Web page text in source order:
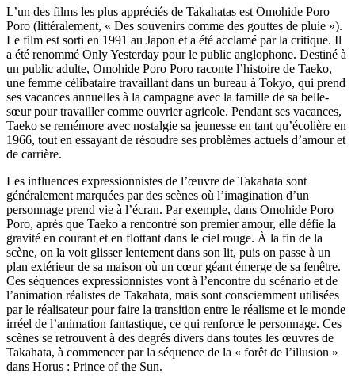
L’un des films les plus appréciés de Takahatas est Omohide Poro
Poro (littéralement, « Des souvenirs comme des gouttes de pluie »).
Le film est sorti en 1991 au Japon et a été acclamé par la critique. Il
a été renommé Only Yesterday pour le public anglophone. Destiné à
un public adulte, Omohide Poro Poro raconte l’histoire de Taeko,
une femme célibataire travaillant dans un bureau à Tokyo, qui prend
ses vacances annuelles à la campagne avec la famille de sa belle-
sœur pour travailler comme ouvrier agricole. Pendant ses vacances,
Taeko se remémore avec nostalgie sa jeunesse en tant qu’écolière en
1966, tout en essayant de résoudre ses problèmes actuels d’amour et
de carrière.
Les influences expressionnistes de l’œuvre de Takahata sont
généralement marquées par des scènes où l’imagination d’un
personnage prend vie à l’écran. Par exemple, dans Omohide Poro
Poro, après que Taeko a rencontré son premier amour, elle défie la
gravité en courant et en flottant dans le ciel rouge. À la fin de la
scène, on la voit glisser lentement dans son lit, puis on passe à un
plan extérieur de sa maison où un cœur géant émerge de sa fenêtre.
Ces séquences expressionnistes vont à l’encontre du scénario et de
l’animation réalistes de Takahata, mais sont consciemment utilisées
par le réalisateur pour faire la transition entre le réalisme et le monde
irréel de l’animation fantastique, ce qui renforce le personnage. Ces
scènes se retrouvent à des degrés divers dans toutes les œuvres de
Takahata, à commencer par la séquence de la « forêt de l’illusion »
dans Horus : Prince of the Sun.